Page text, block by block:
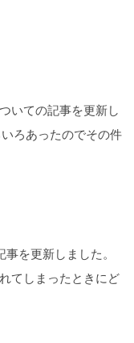
いての記事を更新し
ろあったのでその件
を更新しました。
てしまったときにど